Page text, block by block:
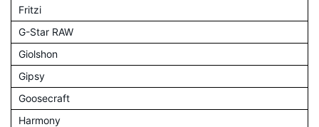
Fritzi
G-Star RAW
Giolshon
Gipsy
Goosecraft
Harmony